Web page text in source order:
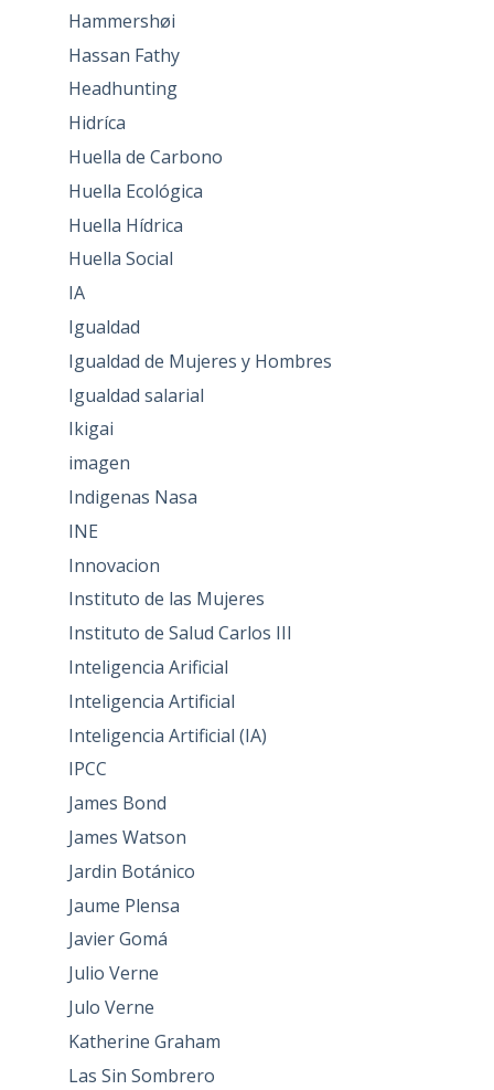
Hammershøi
Hassan Fathy
Headhunting
Hidríca
Huella de Carbono
Huella Ecológica
Huella Hídrica
Huella Social
IA
Igualdad
Igualdad de Mujeres y Hombres
Igualdad salarial
Ikigai
imagen
Indigenas Nasa
INE
Innovacion
Instituto de las Mujeres
Instituto de Salud Carlos III
Inteligencia Arificial
Inteligencia Artificial
Inteligencia Artificial (IA)
IPCC
James Bond
James Watson
Jardin Botánico
Jaume Plensa
Javier Gomá
Julio Verne
Julo Verne
Katherine Graham
Las Sin Sombrero